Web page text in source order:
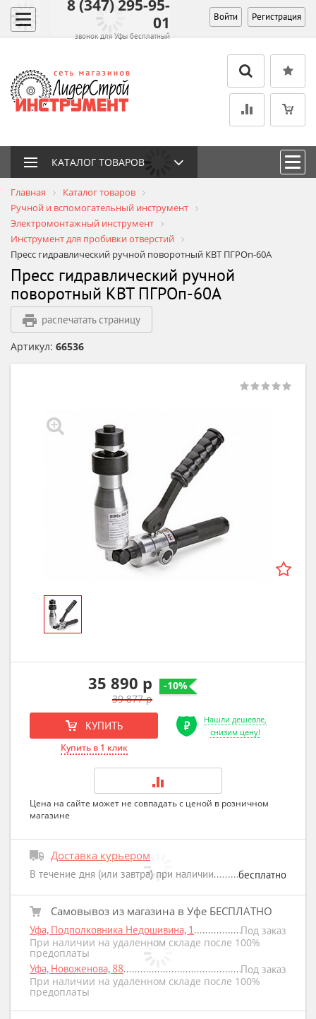
8 (347) 295-95-
01
звонок для Уфы бесплатный
Войти Регистрация
КАТАЛОГ ТОВАРОВ
Главная
Каталог товаров
Ручной и вспомогательный инструмент
Электромонтажный инструмент
Инструмент для пробивки отверстий
Пресс гидравлический ручной поворотный КВТ ПГРОп-60А
Пресс гидравлический ручной
поворотный КВТ ПГРОп-60А
распечатать страницу
Артикул: 66536
35 890 р
39 877 р
КУПИТЬ
Купить в 1 клик
Нашли дешевле,
снизим цену!
-10%
Цена на сайте может не совпадать с ценой в розничном
магазине
Доставка курьером
В течение дня (или завтра) при наличии бесплатно
Самовывоз из магазина в Уфе БЕСПЛАТНО
Уфа, Подполковника Недошивина, 1
Под заказ
При наличии на удаленном складе после 100%
предоплаты
Уфа, Новоженова, 88
Под заказ
При наличии на удаленном складе после 100%
предоплаты